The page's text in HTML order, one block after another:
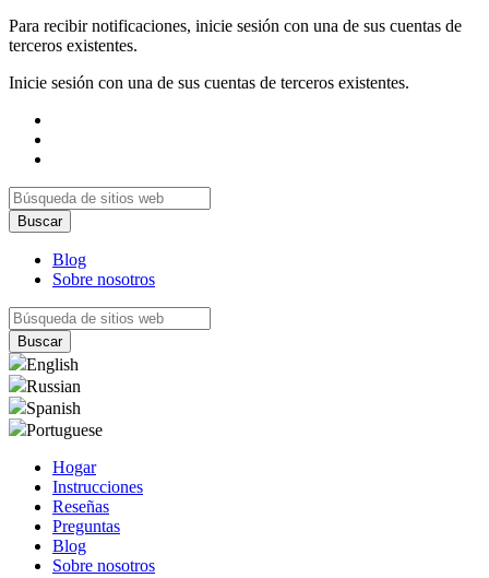
Para recibir notificaciones, inicie sesión con una de sus cuentas de
terceros existentes.
Inicie sesión con una de sus cuentas de terceros existentes.
Blog
Sobre nosotros
English
Russian
Spanish
Portuguese
Hogar
Instrucciones
Reseñas
Preguntas
Blog
Sobre nosotros